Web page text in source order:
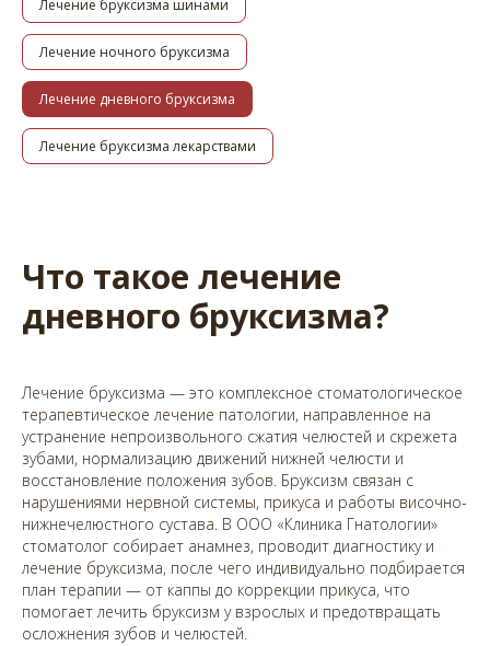
Лечение бруксизма шинами
Лечение ночного бруксизма
Лечение дневного бруксизма
Лечение бруксизма лекарствами
Что такое лечение
дневного бруксизма?
Лечение бруксизма — это комплексное стоматологическое
терапевтическое лечение патологии, направленное на
устранение непроизвольного сжатия челюстей и скрежета
зубами, нормализацию движений нижней челюсти и
восстановление положения зубов. Бруксизм связан с
нарушениями нервной системы, прикуса и работы височно-
нижнечелюстного сустава. В ООО «Клиника Гнатологии»
стоматолог собирает анамнез, проводит диагностику и
лечение бруксизма, после чего индивидуально подбирается
план терапии — от каппы до коррекции прикуса, что
помогает лечить бруксизм у взрослых и предотвращать
осложнения зубов и челюстей.